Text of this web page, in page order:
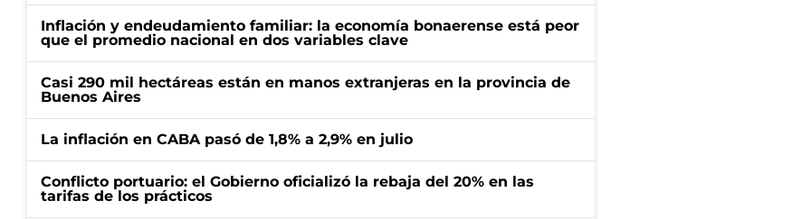
Inflación y endeudamiento familiar: la economía bonaerense está peor
que el promedio nacional en dos variables clave
Casi 290 mil hectáreas están en manos extranjeras en la provincia de
Buenos Aires
La inflación en CABA pasó de 1,8% a 2,9% en julio
Conflicto portuario: el Gobierno oficializó la rebaja del 20% en las
tarifas de los prácticos